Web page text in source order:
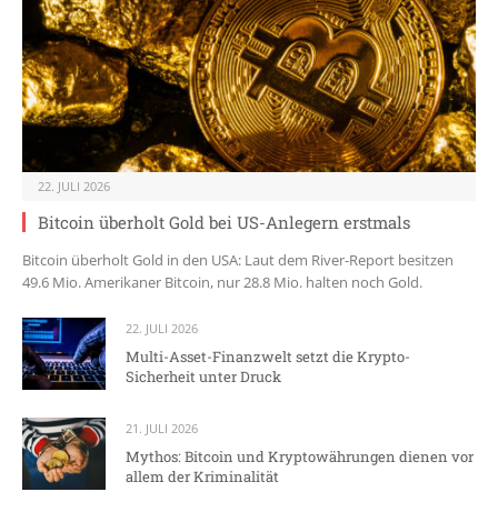
22. JULI 2026
Bitcoin überholt Gold bei US-Anlegern erstmals
Bitcoin überholt Gold in den USA: Laut dem River-Report besitzen
49.6 Mio. Amerikaner Bitcoin, nur 28.8 Mio. halten noch Gold.
22. JULI 2026
Multi-Asset-Finanzwelt setzt die Krypto-
Sicherheit unter Druck
21. JULI 2026
Mythos: Bitcoin und Kryptowährungen dienen vor
allem der Kriminalität